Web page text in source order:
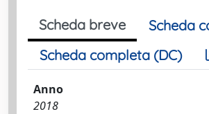
Scheda breve
Scheda
Scheda completa (DC)
Anno
2018